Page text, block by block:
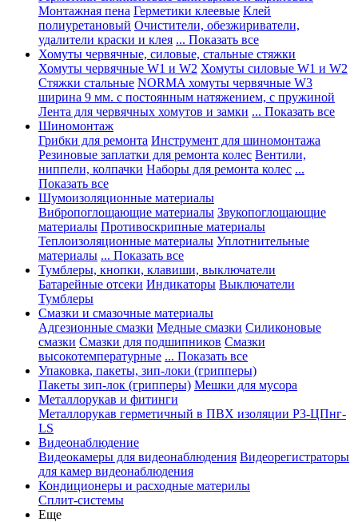
Монтажная пена Герметики клеевые Клей
полиуретановый Очистители, обезжириватели,
удалители краски и клея ... Показать все
Хомуты червячные, силовые, стальные стяжки
Хомуты червячные W1 и W2 Хомуты силовые W1 и W2
Стяжки стальные NORMA хомуты червячные W3
ширина 9 мм. с постоянным натяжением, с пружиной
Лента для червячных хомутов и замки ... Показать все
Шиномонтаж
Грибки для ремонта Инструмент для шиномонтажа
Резиновые заплатки для ремонта колес Вентили,
ниппели, колпачки Наборы для ремонта колес ...
Показать все
Шумоизоляционные материалы
Вибропоглощающие материалы Звукопоглощающие
материалы Противоскрипные материалы
Теплоизоляционные материалы Уплотнительные
материалы ... Показать все
Тумблеры, кнопки, клавиши, выключатели
Батарейные отсеки Индикаторы Выключатели
Тумблеры
Смазки и смазочные материалы
Адгезионные смазки Медные смазки Силиконовые
смазки Смазки для подшипников Смазки
высокотемпературные ... Показать все
Упаковка, пакеты, зип-локи (грипперы)
Пакеты зип-лок (грипперы) Мешки для мусора
Металлорукав и фитинги
Металлорукав герметичный в ПВХ изоляции Р3-ЦПнг-
LS
Видеонаблюдение
Видеокамеры для видеонаблюдения Видеорегистраторы
для камер видеонаблюдения
Кондиционеры и расходные материлы
Сплит-системы
Еще